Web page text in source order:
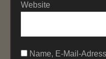
Website
Name, E-Mail-